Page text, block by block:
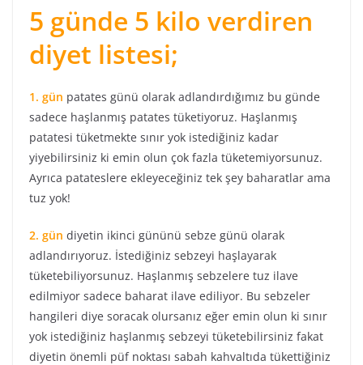
5 günde 5 kilo verdiren
diyet listesi;
1. gün patates günü olarak adlandırdığımız bu günde
sadece haşlanmış patates tüketiyoruz. Haşlanmış
patatesi tüketmekte sınır yok istediğiniz kadar
yiyebilirsiniz ki emin olun çok fazla tüketemiyorsunuz.
Ayrıca patateslere ekleyeceğiniz tek şey baharatlar ama
tuz yok!
2. gün diyetin ikinci gününü sebze günü olarak
adlandırıyoruz. İstediğiniz sebzeyi haşlayarak
tüketebiliyorsunuz. Haşlanmış sebzelere tuz ilave
edilmiyor sadece baharat ilave ediliyor. Bu sebzeler
hangileri diye soracak olursanız eğer emin olun ki sınır
yok istediğiniz haşlanmış sebzeyi tüketebilirsiniz fakat
diyetin önemli püf noktası sabah kahvaltıda tükettiğiniz